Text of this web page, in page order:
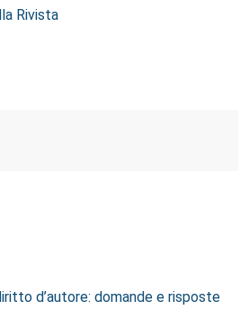
Rivista
d’autore: domande e risposte